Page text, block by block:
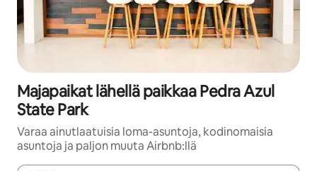
Majapaikat lähellä paikkaa Pedra Azul
State Park
Varaa ainutlaatuisia loma-asuntoja, kodinomaisia
asuntoja ja paljon muuta Airbnb:llä